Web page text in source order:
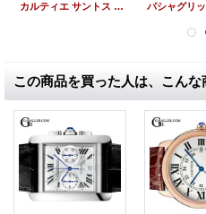
カルティエ サントス 100XL クロノグラフ PGベゼル 廃盤モデル W2020004
この商品を買った人は、こん